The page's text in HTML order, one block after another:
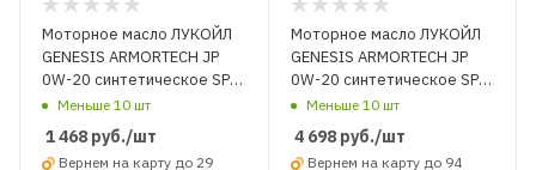
Моторное масло ЛУКОЙЛ
GENESIS ARMORTECH JP
0W-20 синтетическое SP-
RC 1 л.
Меньше 10 шт
1 468 руб./шт
Вернем на карту до 29
Моторное масло ЛУКОЙЛ
GENESIS ARMORTECH JP
0W-20 синтетическое SP-
RC 4 л.
Меньше 10 шт
4 698руб./шт
Вернем на карту до 94